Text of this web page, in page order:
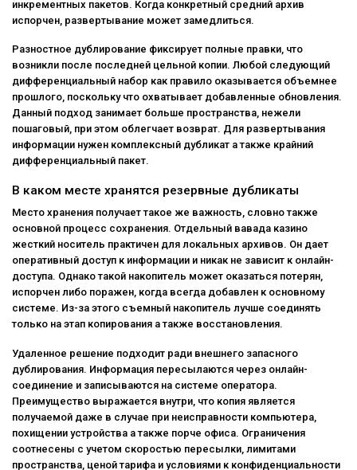
инкрементных пакетов. Когда конкретный средний архив
испорчен, развертывание может замедлиться.
Разностное дублирование фиксирует полные правки, что
возникли после последней цельной копии. Любой следующий
дифференциальный набор как правило оказывается объемнее
прошлого, поскольку что охватывает добавленные обновления.
Данный подход занимает больше пространства, нежели
пошаговый, при этом облегчает возврат. Для развертывания
информации нужен комплексный дубликат а также крайний
дифференциальный пакет.
В каком месте хранятся резервные дубликаты
Место хранения получает такое же важность, словно также
основной процесс сохранения. Отдельный вавада казино
жесткий носитель практичен для локальных архивов. Он дает
оперативный доступ к информации и никак не зависит к онлайн-
доступа. Однако такой накопитель может оказаться потерян,
испорчен либо поражен, когда всегда добавлен к основному
системе. Из-за этого съемный накопитель лучше соединять
только на этап копирования а также восстановления.
Удаленное решение подходит ради внешнего запасного
дублирования. Информация пересылаются через онлайн-
соединение и записываются на системе оператора.
Преимущество выражается внутри, что копия является
получаемой даже в случае при неисправности компьютера,
похищении устройства а также порче офиса. Ограничения
соотнесены с учетом скоростью пересылки, лимитами
пространства, ценой тарифа и условиями к конфиденциальности